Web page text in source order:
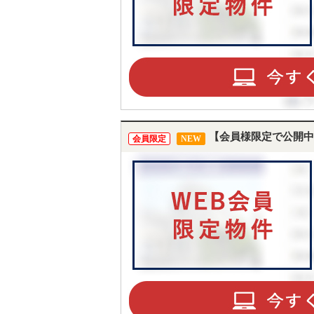
会員限定 NEW 【会員様限定で公開